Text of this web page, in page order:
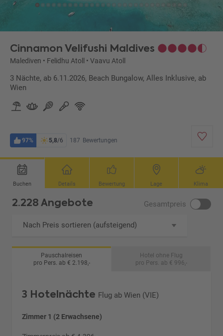
Cinnamon Velifushi Maldives
Malediven • Felidhu Atoll • Vaavu Atoll
3 Nächte, ab 6.11.2026, Beach Bungalow, Alles Inklusive, ab
Wien
97% 5,8/6 187 Bewertungen
Buchen Details Bewertung Lage Klima
2.228 Angebote Gesamtpreis
Nach Preis sortieren (aufsteigend)
Pauschalreisen
pro Pers. ab € 2.198,-
Hotel ohne Flug
pro Pers. ab € 996,-
3 Hotelnächte Flug ab Wien (VIE)
Zimmer 1 (2 Erwachsene)